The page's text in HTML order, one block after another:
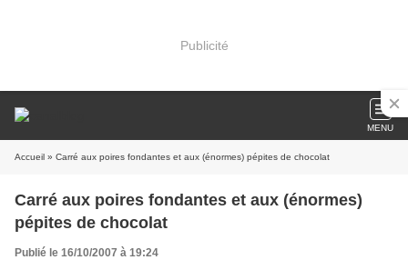
Publicité
MENU
Accueil » Carré aux poires fondantes et aux (énormes) pépites de chocolat
Carré aux poires fondantes et aux (énormes)
pépites de chocolat
Publié le 16/10/2007 à 19:24